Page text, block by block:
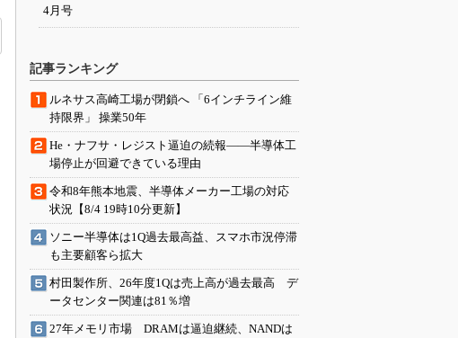
4月号
記事ランキング
ルネサス高崎工場が閉鎖へ 「6インチライン維
持限界」 操業50年
He・ナフサ・レジスト逼迫の続報――半導体工
場停止が回避できている理由
令和8年熊本地震、半導体メーカー工場の対応
状況【8/4 19時10分更新】
ソニー半導体は1Q過去最高益、スマホ市況停滞
も主要顧客ら拡大
村田製作所、26年度1Qは売上高が過去最高 デ
ータセンター関連は81％増
27年メモリ市場 DRAMは逼迫継続、NANDは